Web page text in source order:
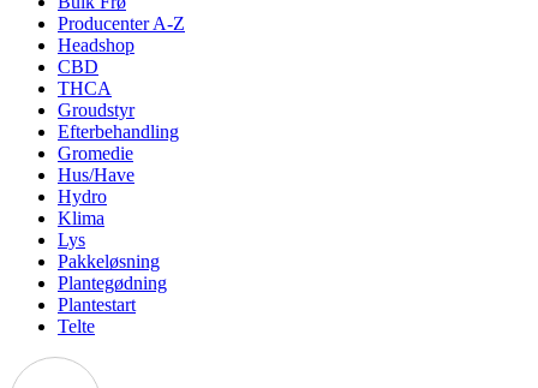
Producenter A-Z
Headshop
CBD
THCA
Groudstyr
Efterbehandling
Gromedie
Hus/Have
Hydro
Klima
Lys
Pakkeløsning
Plantegødning
Plantestart
Telte